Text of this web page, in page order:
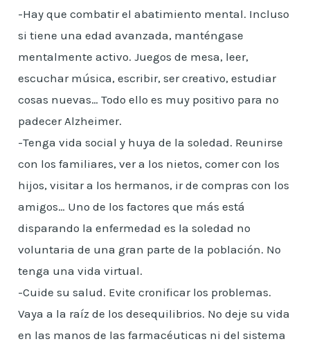
-Hay que combatir el abatimiento mental. Incluso
si tiene una edad avanzada, manténgase
mentalmente activo. Juegos de mesa, leer,
escuchar música, escribir, ser creativo, estudiar
cosas nuevas… Todo ello es muy positivo para no
padecer Alzheimer.
-Tenga vida social y huya de la soledad. Reunirse
con los familiares, ver a los nietos, comer con los
hijos, visitar a los hermanos, ir de compras con los
amigos… Uno de los factores que más está
disparando la enfermedad es la soledad no
voluntaria de una gran parte de la población. No
tenga una vida virtual.
-Cuide su salud. Evite cronificar los problemas.
Vaya a la raíz de los desequilibrios. No deje su vida
en las manos de las farmacéuticas ni del sistema